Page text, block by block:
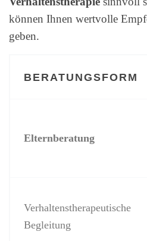
können Ihnen wertvolle
geben.
BERATUNGSFORM
Elternberatung
Verhaltenstherapeutische
Begleitung